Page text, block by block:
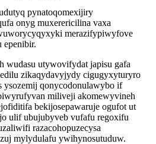
pynatoqomexijiry
onyg muxerericilina vaxa
merazifypiwyfove
wudasu utywovifydat japisu gafa
zikaqydavyjydy cigugyxyturyro
qonycodonulawybo if
miliveji akomewyvineh
bekijosepawaruje ogufot ut
ulif ubujubyveb vufafu regoxifu
razacohopuzecysa
mylydulafu ywihynosutuduw.